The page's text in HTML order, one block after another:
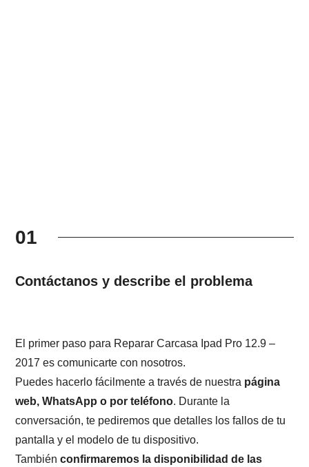
01
Contáctanos y describe el problema
El primer paso para Reparar Carcasa Ipad Pro 12.9 –
2017 es comunicarte con nosotros.
Puedes hacerlo fácilmente a través de nuestra página
web, WhatsApp o por teléfono. Durante la
conversación, te pediremos que detalles los fallos de tu
pantalla y el modelo de tu dispositivo.
Tambiénconfirmaremos la disponibilidad de las